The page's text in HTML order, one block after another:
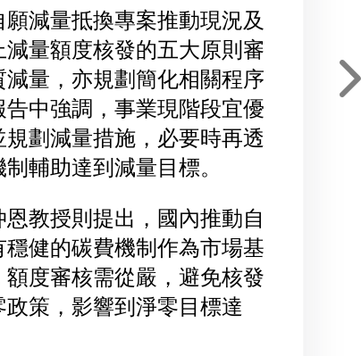
減量抵換專案推動現況及
量額度核發的五大原則審
量，亦規劃簡化相關程序
中強調，事業現階段宜優
劃減量措施，必要時再透
輔助達到減量目標。
教授則提出，國內推動自
健的碳費機制作為市場基
度審核需從嚴，避免核發
策，影響到淨零目標達